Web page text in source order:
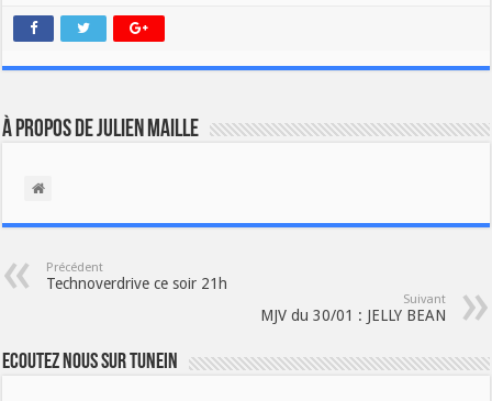
À propos de Julien Maille
Précédent
Technoverdrive ce soir 21h
Suivant
MJV du 30/01 : JELLY BEAN
Ecoutez nous sur TuneIn